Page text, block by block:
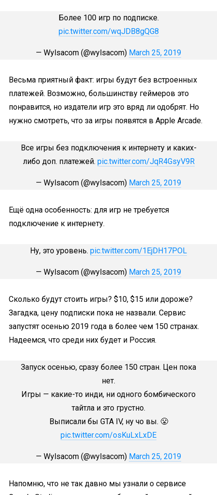
Более 100 игр по подписке.
pic.twitter.com/wqJDB8gQG8
— Wylsacom (@wylsacom) March 25, 2019
Весьма приятный факт: игры будут без встроенных
платежей. Возможно, большинству геймеров это
понравится, но издатели игр это вряд ли одобрят. Но
нужно смотреть, что за игры появятся в Apple Arcade.
Все игры без подключения к интернету и каких-
либо доп. платежей. pic.twitter.com/JqR4GsyV9R
— Wylsacom (@wylsacom) March 25, 2019
Ещё одна особенность: для игр не требуется
подключение к интернету.
Ну, это уровень. pic.twitter.com/1EjDH17POL
— Wylsacom (@wylsacom) March 25, 2019
Сколько будут стоить игры? $10, $15 или дороже?
Загадка, цену подписки пока не назвали. Сервис
запустят осенью 2019 года в более чем 150 странах.
Надеемся, что среди них будет и Россия.
Запуск осенью, сразу более 150 стран. Цен пока
нет.
Игры — какие-то инди, ни одного бомбического
тайтла и это грустно.
Выписали бы GTA IV, ну чо вы. 😤
pic.twitter.com/osKuLxLxDE
— Wylsacom (@wylsacom) March 25, 2019
Напомню, что не так давно мы узнали о сервисе